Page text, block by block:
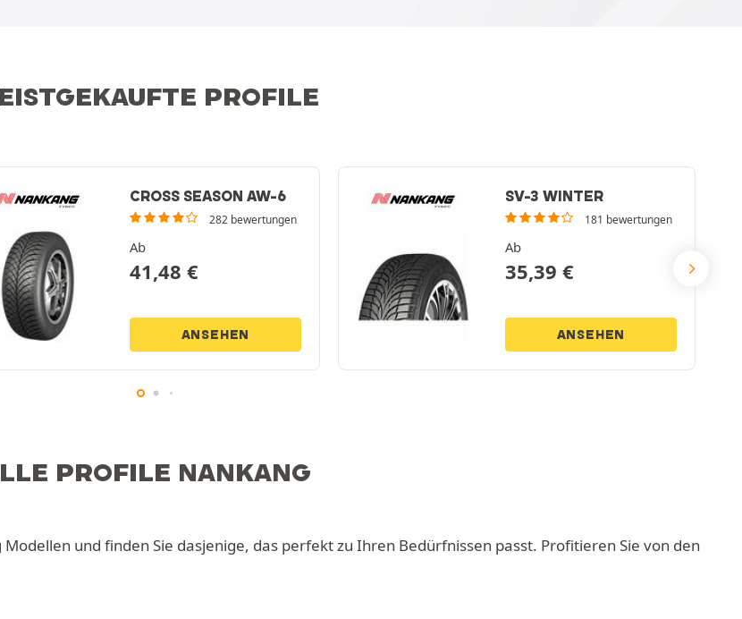
PROFILE
CROSS SEASON AW-6
282 bewertungen
Ab
41,48 €
ANSEHEN
SV-3 WINTER
181 bewertungen
Ab
35,39 €
ANSEHEN
PROFILE NANKANG
und finden Sie dasjenige, das perfekt zu Ihren Bedürfnissen passt. Profitieren Sie von den